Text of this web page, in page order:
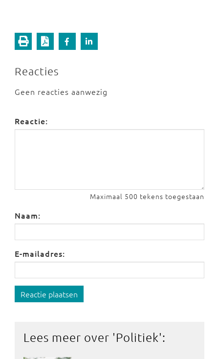
Reacties
Geen reacties aanwezig
Reactie:
Maximaal 500 tekens toegestaan
Naam:
E-mailadres:
Reactie plaatsen
Lees meer over 'Politiek':